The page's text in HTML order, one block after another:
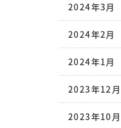
2024年3月
2024年2月
2024年1月
2023年12月
2023年10月